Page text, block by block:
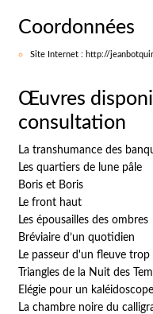
Coordonnées
Site Internet : http://
Œuvres
consultation
La transhumance des
Les quartiers de lune pâle
Boris et Boris
Le front haut
Les épousailles des ombres
Bréviaire d’un quotidien
Le passeur d'un fleuve
Triangles de la Nuit des
Elégie pour un kaléidoscope
La chambre noire du